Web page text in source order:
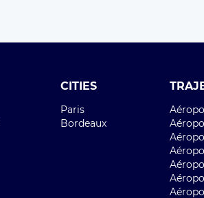
CITIES
Paris
Bordeaux